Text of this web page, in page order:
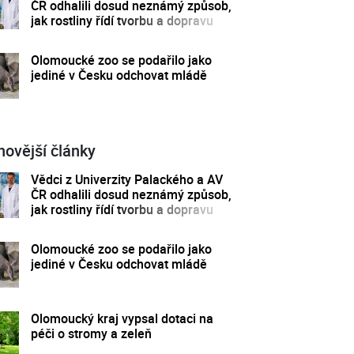
ČR odhalili dosud neznámý způsob,
jak rostliny řídí tvorbu a dopravu
Olomoucké zoo se podařilo jako
jediné v Česku odchovat mládě
články
Vědci z Univerzity Palackého a AV
ČR odhalili dosud neznámý způsob,
jak rostliny řídí tvorbu a dopravu
Olomoucké zoo se podařilo jako
jediné v Česku odchovat mládě
Olomoucký kraj vypsal dotaci na
péči o stromy a zeleň